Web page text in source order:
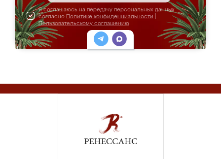
Я соглашаюсь на передачу персональных данных
согласно Политике конфиденциальности
Пользовательскому соглашению